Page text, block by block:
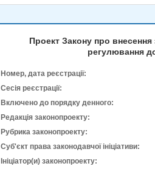
Проект Закону про
регулювання
Номер, дата реєстрації:
Сесія реєстрації:
Включено до порядку денного:
Редакція законопроекту:
Рубрика законопроекту:
Суб'єкт права законодавчої ініціативи:
Ініціатор(и) законопроекту: